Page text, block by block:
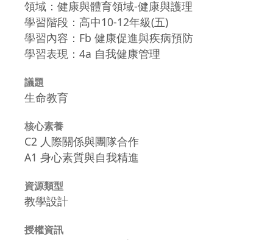
領域：健康與體育領域-健康與護理
學習階段：高中10-12年級(五)
學習內容：Fb 健康促進與疾病預防
學習表現：4a 自我健康管理
議題
生命教育
核心素養
C2 人際關係與團隊合作
A1 身心素質與自我精進
資源類型
教學設計
授權資訊